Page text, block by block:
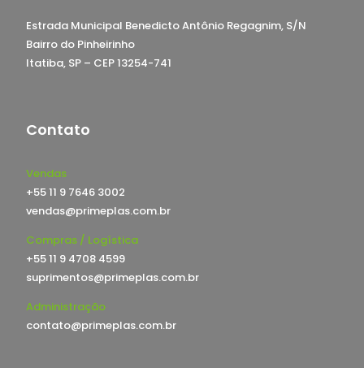
Estrada Municipal Benedicto Antônio Regagnim, S/N
Bairro do Pinheirinho
Itatiba, SP – CEP 13254-741
Contato
Vendas
+55 11 9 7646 3002
vendas@primeplas.com.br
Compras / Logística
+55 11 9 4708 4599
suprimentos@primeplas.com.br
Administração
contato@primeplas.com.br